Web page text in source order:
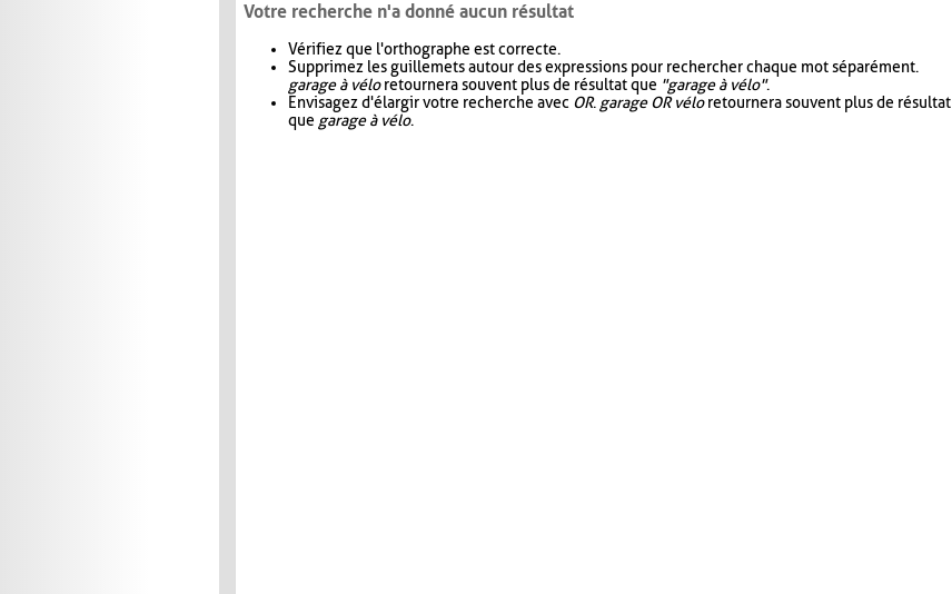
Votre recherche n'a donné aucun résultat
Vérifiez que l'orthographe est correcte.
Supprimez les guillemets autour des expressions pour rechercher chaque mot séparément.
garage à véloretournera souvent plus de résultat que "garage à vélo".
Envisagez d'élargir votre recherche avec OR. garage OR véloretournera souvent plus de résultat
que garage à vélo.